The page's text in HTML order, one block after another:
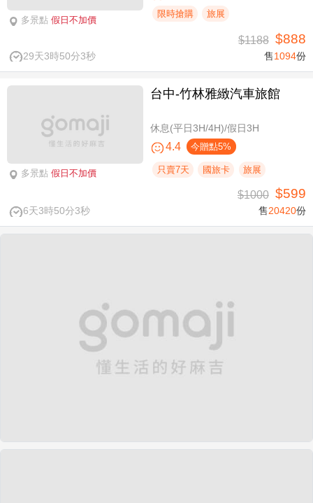
多景點 假日不加價
限時搶購 旅展
29天3時50分3秒
$1188 $888
售1094份
多景點 假日不加價
台中-竹林雅緻汽車旅館
休息(平日3H/4H)/假日3H
4.4 今贈點5%
只賣7天 國旅卡 旅展
6天3時50分3秒
$1000 $599
售20420份